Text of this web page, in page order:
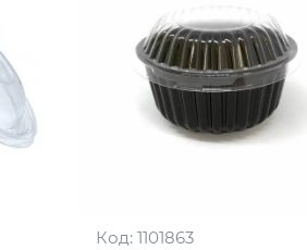
Код: 1101863